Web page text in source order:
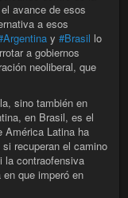
avance de esos
a esos
y #Brasil lo
a gobiernos
neoliberal, que
sino también en
en Brasil, es el
América Latina ha
recuperan el camino
la contraofensiva
que imperó en